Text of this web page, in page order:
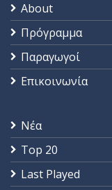
About
Πρόγραμμα
Παραγωγοί
Επικοινωνία
Νέα
Top 20
Last Played